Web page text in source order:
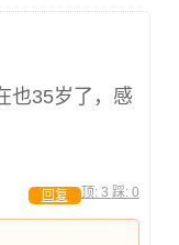
也35岁了，感
顶: 3 踩: 0
回复